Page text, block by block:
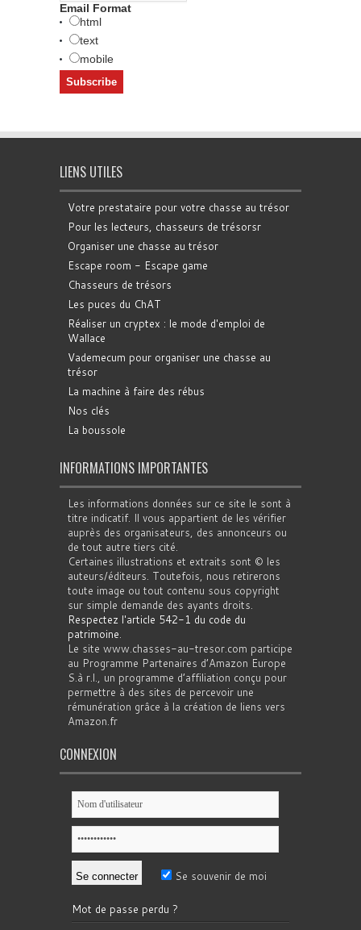
Email Format
html
text
mobile
LIENS UTILES
Votre prestataire pour votre chasse au trésor
Pour les lecteurs, chasseurs de trésorsr
Organiser une chasse au trésor
Escape room - Escape game
Chasseurs de trésors
Les puces du ChAT
Réaliser un cryptex : le mode d'emploi de
Wallace
Vademecum pour organiser une chasse au
trésor
La machine à faire des rébus
Nos clés
La boussole
INFORMATIONS IMPORTANTES
Les informations données sur ce site le sont à
titre indicatif. Il vous appartient de les vérifier
auprès des organisateurs, des annonceurs ou
de tout autre tiers cité.
Certaines illustrations et extraits sont © les
auteurs/éditeurs. Toutefois, nous retirerons
toute image ou tout contenu sous copyright
sur simple demande des ayants droits.
Respectez l'article 542-1 du code du
patrimoine
Le site www.chasses-au-tresor.com participe
au Programme Partenaires d’Amazon Europe
S.à r.l., un programme d’affiliation conçu pour
permettre à des sites de percevoir une
rémunération grâce à la création de liens vers
Amazon.fr
CONNEXION
Se souvenir de moi
Mot de passe perdu ?